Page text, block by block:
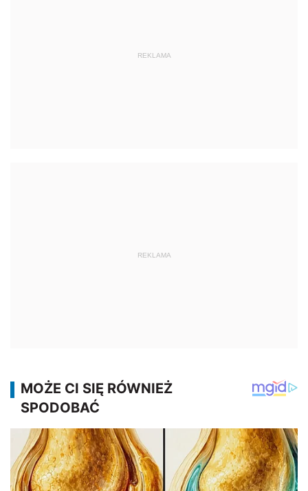
REKLAMA
REKLAMA